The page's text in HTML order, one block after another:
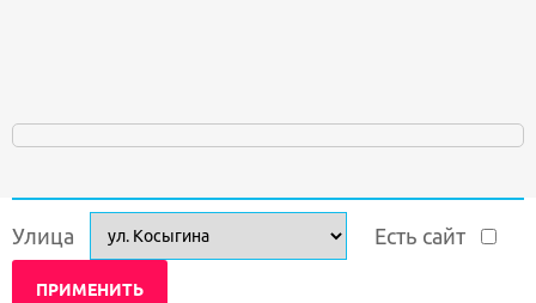
Улица Есть сайт